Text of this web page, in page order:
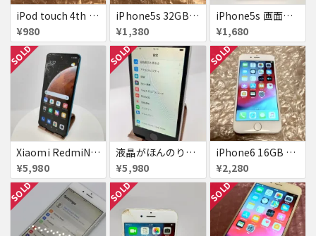
iPod touch 4th 32GB バッテリー劣化あり
¥980
iPhone5s 32GB docomo 画面割れ
¥1,380
iPhone5s 画面割れ
¥1,680
SOLD
Xiaomi RedmiNote9S SIMフリー 863954040594602
¥5,980
SOLD
液晶がほんのり黄色いiPhone SE
¥5,980
SOLD
iPhone6 16GB au 液晶表示不良
¥2,280
SOLD SOLD SOLD